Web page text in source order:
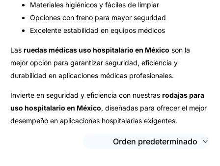
Materiales higiénicos y fáciles de limpiar
Opciones con freno para mayor seguridad
Excelente estabilidad en equipos médicos
Lasruedas médicas uso hospitalario en México son la
mejor opción para garantizar seguridad, eficiencia y
durabilidad en aplicaciones médicas profesionales.
Invierte en seguridad y eficiencia con nuestrasrodajas para
uso hospitalario en México, diseñadas para ofrecer el mejor
desempeño en aplicaciones hospitalarias exigentes.